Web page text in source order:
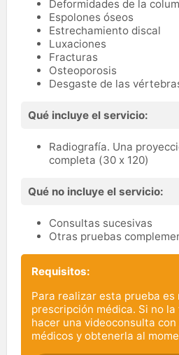
Deformidades de la
Espolones óseos
Estrechamiento discal
Luxaciones
Fracturas
Osteoporosis
Desgaste de las
Qué incluye el servicio:
Radiografía. Una
completa (30 x 120)
Qué no incluye el servicio:
Consultas sucesivas
Otras pruebas
Requisitos:
Para realizar esta prueba
prescripción médica. Si no
hacer una videoconsulta
médicos y obtenerla al